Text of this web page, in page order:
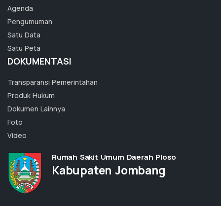
Agenda
Pengumuman
Satu Data
Satu Peta
DOKUMENTASI
Transparansi Pemerintahan
Produk Hukum
Dokumen Lainnya
Foto
Video
Rumah Sakit Umum Daerah Ploso
Kabupaten Jombang